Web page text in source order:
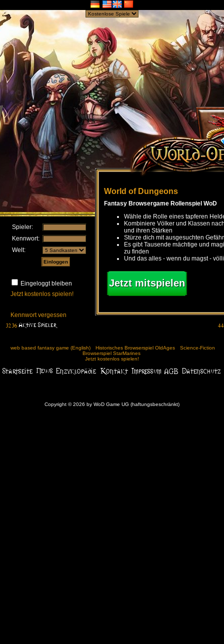
Spieler:
Kennwort:
Welt:
Eingeloggt bleiben
Jetzt kostenlos spielen!
Kennwort vergessen
World of Dungeons
Fantasy Browsergame Rollenspiel WoD
Wähle die Rolle eines tapferen
Kombiniere Völker und Klassen
und ihren Stärken
Stürze dich mit ausgesuchten
Es gibt Tausende mächtige und
zu finden
Und das alles - wenn du magst -
Jetzt mitspielen
web based fantasy game (English) Historisches Browserspiel OldAges
Science-Fiction
Browserspiel StarMarines
Jetzt kostenlos spielen!
Copyright © 2026 by WoD Game UG (haftungsbeschränkt)